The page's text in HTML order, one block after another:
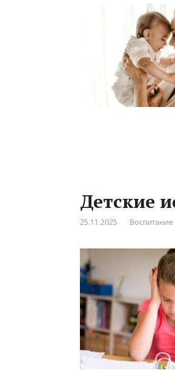
Детские
25.11.2025 Воспитание